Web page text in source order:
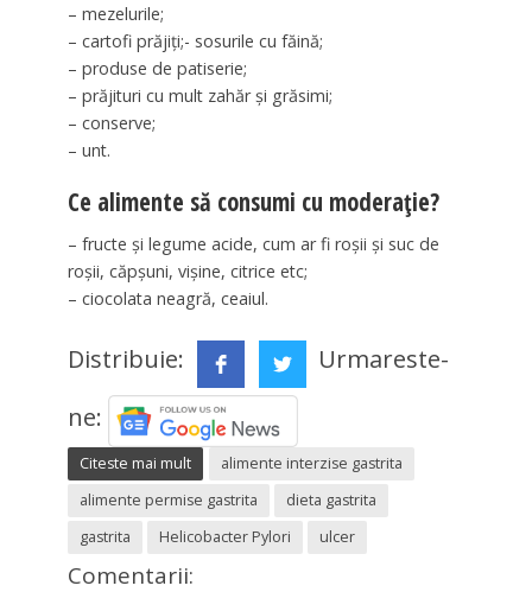
– mezelurile;
– cartofi prăjiți;- sosurile cu făină;
– produse de patiserie;
– prăjituri cu mult zahăr și grăsimi;
– conserve;
– unt.
Ce alimente să consumi cu moderație?
– fructe și legume acide, cum ar fi roșii și suc de
roșii, căpșuni, vișine, citrice etc;
– ciocolata neagră, ceaiul.
Distribuie:
Urmareste-
ne:
Citeste mai mult
alimente interzise gastrita
alimente permise gastrita
dieta gastrita
gastrita
Helicobacter Pylori ulcer
Comentarii: